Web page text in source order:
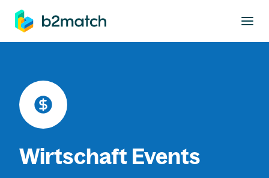
springen
Wirtschaft Events